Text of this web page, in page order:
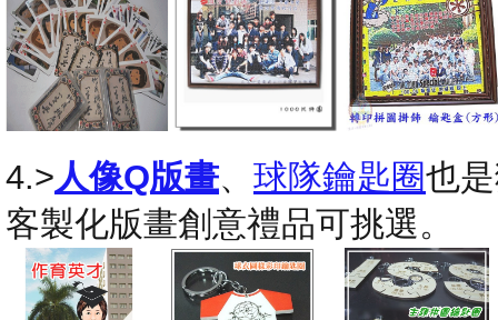
4.>人像Q版畫、 球隊鑰匙圈也
客製化版畫創意禮品可挑選。